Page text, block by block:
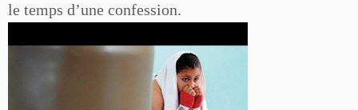
le temps d’une confession.